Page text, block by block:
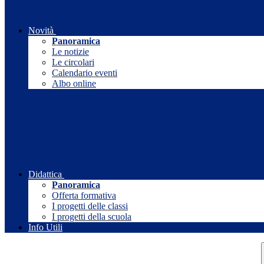
Novità
Panoramica
Le notizie
Le circolari
Calendario eventi
Albo online
Didattica
Panoramica
Offerta formativa
I progetti delle classi
I progetti della scuola
Info Utili